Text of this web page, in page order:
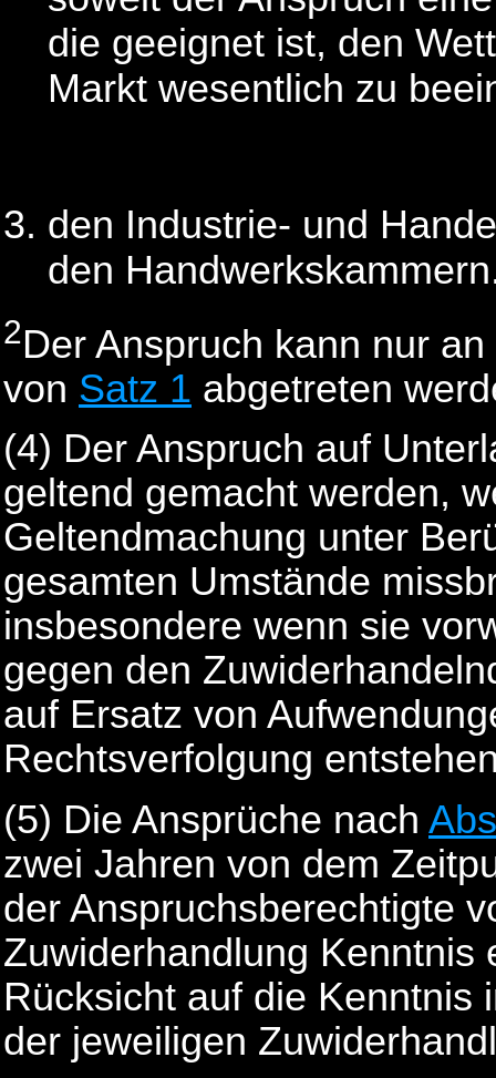
die geeignet ist, den
Markt wesentlich zu
den Industrie- und
den
2Der Anspruch kann nur
von Satz 1 abgetreten
(4) Der Anspruch auf
geltend gemacht werden,
Geltendmachung unter
gesamten Umstände
insbesondere wenn sie
gegen den
auf Ersatz von
Rechtsverfolgung
(5) Die Ansprüche nach
zwei Jahren von dem
der Anspruchsberechtigte
Zuwiderhandlung Kenntnis
Rücksicht auf die Kenntnis
der jeweiligen